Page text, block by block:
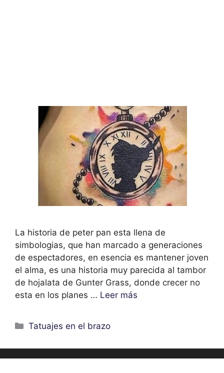
La historia de peter pan esta llena de
simbologias, que han marcado a generaciones
de espectadores, en esencia es mantener joven
el alma, es una historia muy parecida al tambor
de hojalata de Gunter Grass, donde crecer no
esta en los planes … Leer más
Categorías
Tatuajes en el brazo